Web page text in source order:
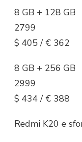
8 GB + 128 GB
2799
$ 405 / € 362
8 GB + 256 GB
2999
$ 434 / € 388
Redmi K20 e